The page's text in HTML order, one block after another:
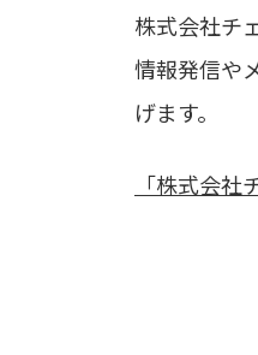
株式会社チ
情報発信や
げます。
「株式会